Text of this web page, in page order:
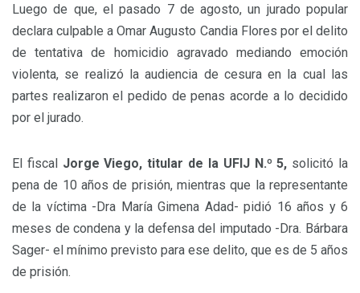
Luego de que, el pasado 7 de agosto, un jurado popular
declara culpable a Omar Augusto Candia Flores por el delito
de tentativa de homicidio agravado mediando emoción
violenta, se realizó la audiencia de cesura en la cual las
partes realizaron el pedido de penas acorde a lo decidido
por el jurado.
El fiscal Jorge Viego, titular de la UFIJ N.º 5, solicitó la
pena de 10 años de prisión, mientras que la representante
de la víctima -Dra María Gimena Adad- pidió 16 años y 6
meses de condena y la defensa del imputado -Dra. Bárbara
Sager- el mínimo previsto para ese delito, que es de 5 años
de prisión.